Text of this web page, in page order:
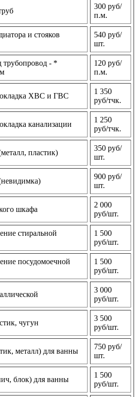
300 руб/
п.м.
и стояков
540 руб/
шт.
трубопровод - *
120 руб/
п.м.
ХВС и ГВС
1 350
руб/тчк.
канализации
1 250
руб/тчк.
пластик)
350 руб/
шт.
900 руб/
шт.
шкафа
2 000
руб/шт.
стиральной
1 500
руб/шт.
посудомоечной
1 500
руб/шт.
3 000
руб/шт.
чугун
3 500
руб/шт.
металл) для ванны
750 руб/
шт.
блок) для ванны
1 500
руб/шт.